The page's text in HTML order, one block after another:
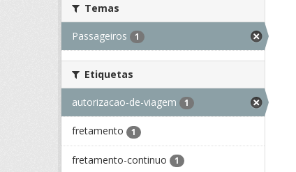
Temas
Passageiros 1
Etiquetas
autorizacao-de-viagem 1
fretamento 1
fretamento-continuo 1